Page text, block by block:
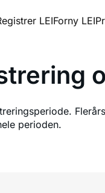
LEIForny LEI
perioden.